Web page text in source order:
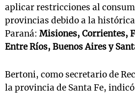
aplicar restricciones al
provincias debido a la
Paraná: Misiones, Corrientes,
Entre Ríos, Buenos Aires y
Bertoni, como secretario de
la provincia de Santa Fe,